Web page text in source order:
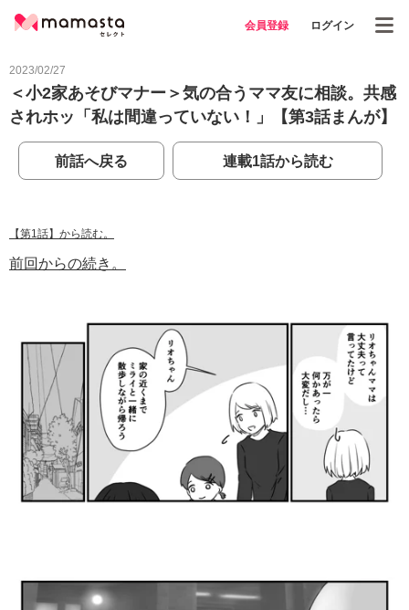
会員登録 ログイン
2023/02/27
＜小2家あそびマナー＞気の合うママ友に相談。共感
されホッ「私は間違っていない！」【第3話まんが】
前話へ戻る 連載1話から読む
【第1話】から読む。
前回からの続き。